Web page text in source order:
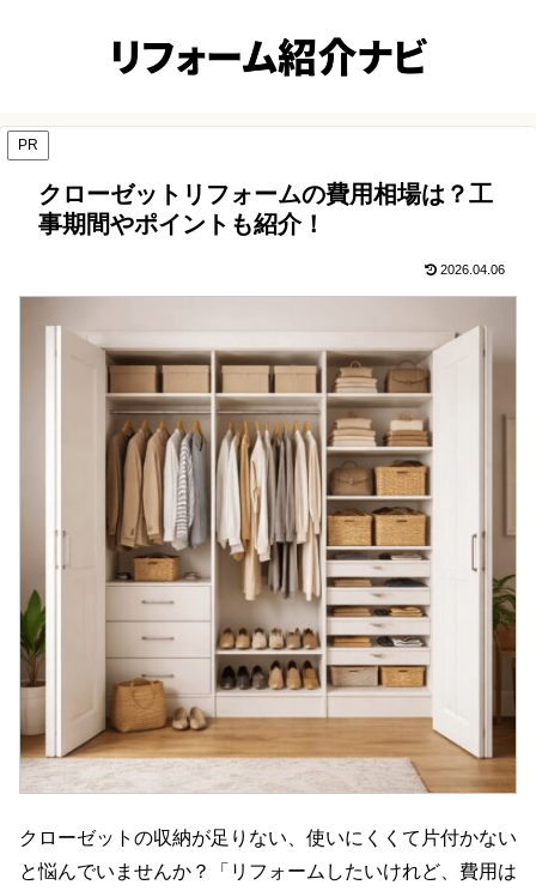
PR
クローゼットリフォームの費用相場は？工
事期間やポイントも紹介！
2026.04.06
クローゼットの収納が足りない、使いにくくて片付かない
と悩んでいませんか？「リフォームしたいけれど、費用は